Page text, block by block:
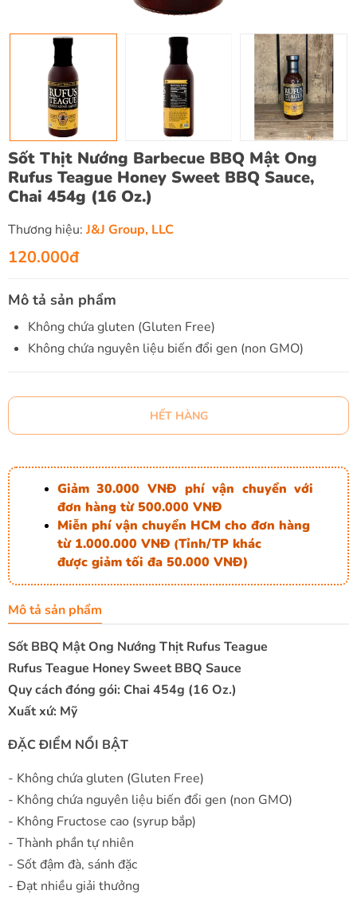
Sốt Thịt Nướng Barbecue BBQ Mật Ong
Rufus Teague Honey Sweet BBQ Sauce,
Chai 454g (16 Oz.)
Thương hiệu: J&J Group, LLC
120.000đ
Mô tả sản phẩm
Không chứa gluten (Gluten Free)
Không chứa nguyên liệu biến đổi gen (non GMO)
HẾT HÀNG
Giảm 30.000 VNĐ phí vận chuyển với
đơn hàng từ 500.000 VNĐ
Miễn phí vận chuyển HCM cho đơn hàng
từ 1.000.000 VNĐ (Tỉnh/TP khác
được giảm tối đa 50.000 VNĐ)
Mô tả sản phẩm
Sốt BBQ Mật Ong Nướng Thịt Rufus Teague
Rufus Teague Honey Sweet BBQ Sauce
Quy cách đóng gói: Chai 454g (16 Oz.)
Xuất xứ: Mỹ
ĐẶC ĐIỂM NỔI BẬT
- Không chứa gluten (Gluten Free)
- Không chứa nguyên liệu biến đổi gen (non GMO)
- Không Fructose cao (syrup bắp)
- Thành phần tự nhiên
- Sốt đậm đà, sánh đặc
- Đạt nhiều giải thưởng